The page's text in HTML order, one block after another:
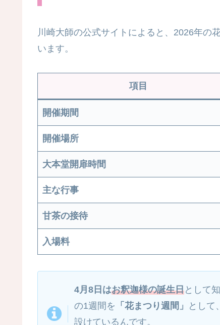
川崎大師の公式サイトによると、2026年の
います。
項目
開催期間
開催場所
大本堂開扉時間
主な行事
甘茶の接待
入場料
4月8日はお釈迦様の誕生日として
の1週間を 「花まつり週間」
として
設けているんです。